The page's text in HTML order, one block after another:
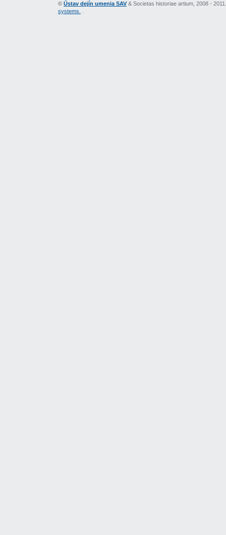
© Ústav dejín umenia SAV & Societas historiae artium, 2008 -
systems.